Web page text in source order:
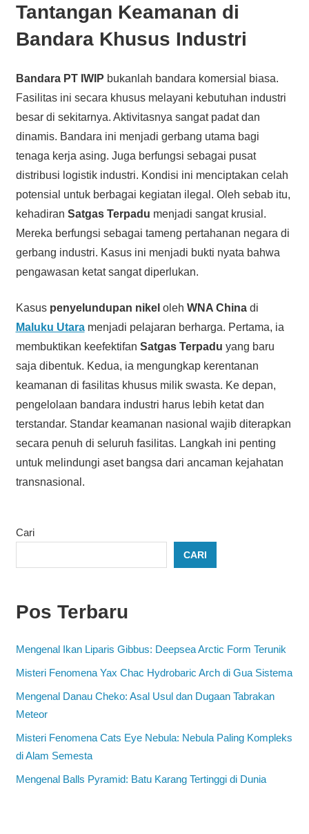
Tantangan Keamanan di
Bandara Khusus Industri
Bandara PT IWIP bukanlah bandara komersial biasa.
Fasilitas ini secara khusus melayani kebutuhan industri
besar di sekitarnya. Aktivitasnya sangat padat dan
dinamis. Bandara ini menjadi gerbang utama bagi
tenaga kerja asing. Juga berfungsi sebagai pusat
distribusi logistik industri. Kondisi ini menciptakan celah
potensial untuk berbagai kegiatan ilegal. Oleh sebab itu,
kehadiran Satgas Terpadu menjadi sangat krusial.
Mereka berfungsi sebagai tameng pertahanan negara di
gerbang industri. Kasus ini menjadi bukti nyata bahwa
pengawasan ketat sangat diperlukan.
Kasus penyelundupan nikel oleh WNA Chinadi
Maluku Utaramenjadi pelajaran berharga. Pertama, ia
membuktikan keefektifan Satgas Terpadu yang baru
saja dibentuk. Kedua, ia mengungkap kerentanan
keamanan di fasilitas khusus milik swasta. Ke depan,
pengelolaan bandara industri harus lebih ketat dan
terstandar. Standar keamanan nasional wajib diterapkan
secara penuh di seluruh fasilitas. Langkah ini penting
untuk melindungi aset bangsa dari ancaman kejahatan
transnasional.
Cari
CARI
Pos Terbaru
Mengenal Ikan Liparis Gibbus: Deepsea Arctic Form Terunik
Misteri Fenomena Yax Chac Hydrobaric Arch di Gua Sistema
Mengenal Danau Cheko: Asal Usul dan Dugaan Tabrakan
Meteor
Misteri Fenomena Cats Eye Nebula: Nebula Paling Kompleks
di Alam Semesta
Mengenal Balls Pyramid: Batu Karang Tertinggi di Dunia